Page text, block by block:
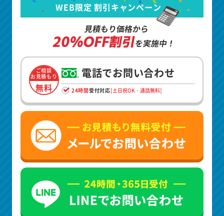
WEB限定 割引キャンペーン
見積もり価格から
20%OFF割引を実施中！
ご相談
お見積もり
無料
電話でお問い合わせ
24時間受付対応[土日祝OK・通話無料]